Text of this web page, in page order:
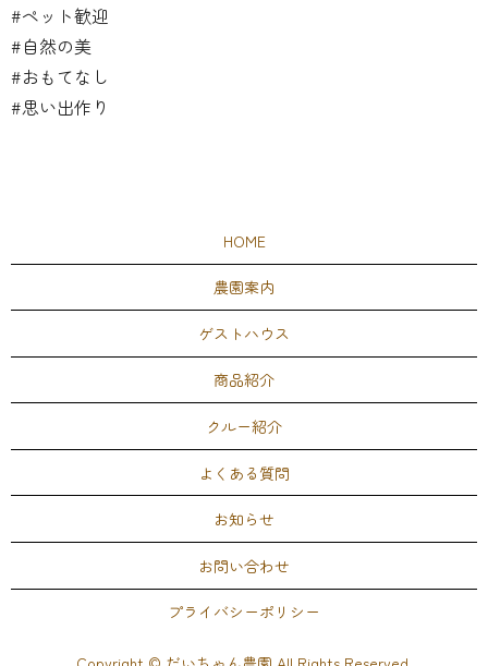
#ペット歓迎
#自然の美
#おもてなし
#思い出作り
HOME
農園案内
ゲストハウス
商品紹介
クルー紹介
よくある質問
お知らせ
お問い合わせ
プライバシーポリシー